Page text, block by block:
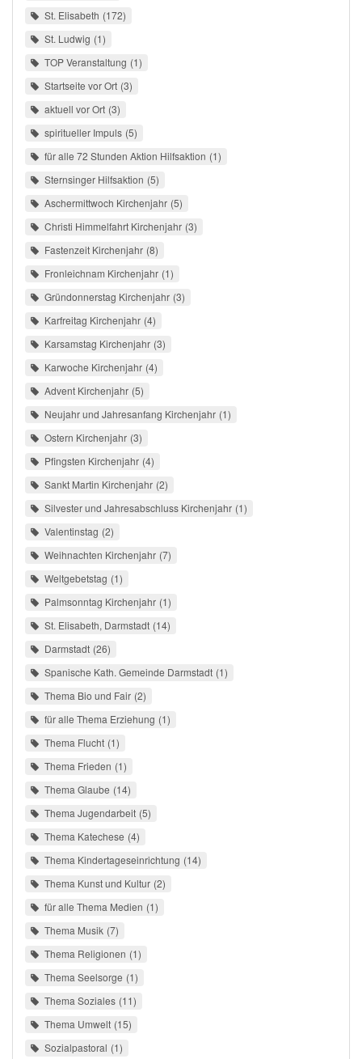
St. Elisabeth 172
St. Ludwig 1
TOP Veranstaltung 1
Startseite vor Ort 3
aktuell vor Ort 3
spiritueller Impuls 5
für alle 72 Stunden Aktion Hilfsaktion 1
Sternsinger Hilfsaktion 5
Aschermittwoch Kirchenjahr 5
Christi Himmelfahrt Kirchenjahr 3
Fastenzeit Kirchenjahr 8
Fronleichnam Kirchenjahr 1
Gründonnerstag Kirchenjahr 3
Karfreitag Kirchenjahr 4
Karsamstag Kirchenjahr 3
Karwoche Kirchenjahr 4
Advent Kirchenjahr 5
Neujahr und Jahresanfang Kirchenjahr 1
Ostern Kirchenjahr 3
Pfingsten Kirchenjahr 4
Sankt Martin Kirchenjahr 2
Silvester und Jahresabschluss Kirchenjahr 1
Valentinstag 2
Weihnachten Kirchenjahr 7
Weltgebetstag 1
Palmsonntag Kirchenjahr 1
St. Elisabeth, Darmstadt 14
Darmstadt 26
Spanische Kath. Gemeinde Darmstadt 1
Thema Bio und Fair 2
für alle Thema Erziehung 1
Thema Flucht 1
Thema Frieden 1
Thema Glaube 14
Thema Jugendarbeit 5
Thema Katechese 4
Thema Kindertageseinrichtung 14
Thema Kunst und Kultur 2
für alle Thema Medien 1
Thema Musik 7
Thema Religionen 1
Thema Seelsorge 1
Thema Soziales 11
Thema Umwelt 15
Sozialpastoral 1